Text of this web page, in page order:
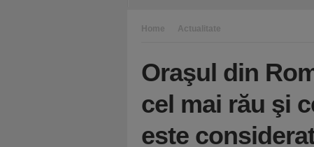
Home Actualitate
Oraşul din
cel mai rău şi
este